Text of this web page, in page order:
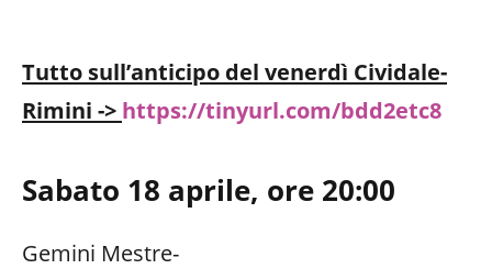
Tutto sull’anticipo del venerdì Cividale-
Rimini -> https://tinyurl.com/bdd2etc8
Sabato 18 aprile, ore 20:00
Gemini Mestre-